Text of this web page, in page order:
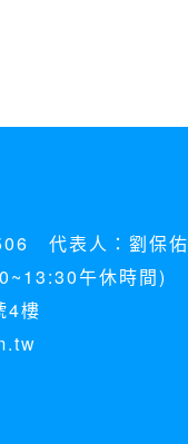
代表人：劉保佑
午休時間)
4樓